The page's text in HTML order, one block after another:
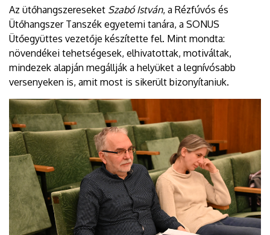
Az ütőhangszereseket Szabó István, a Rézfúvós és
Ütőhangszer Tanszék egyetemi tanára, a SONUS
Ütőegyüttes vezetője készítette fel. Mint mondta:
növendékei tehetségesek, elhivatottak, motiváltak,
mindezek alapján megállják a helyüket a legnívósabb
versenyeken is, amit most is sikerült bizonyítaniuk.